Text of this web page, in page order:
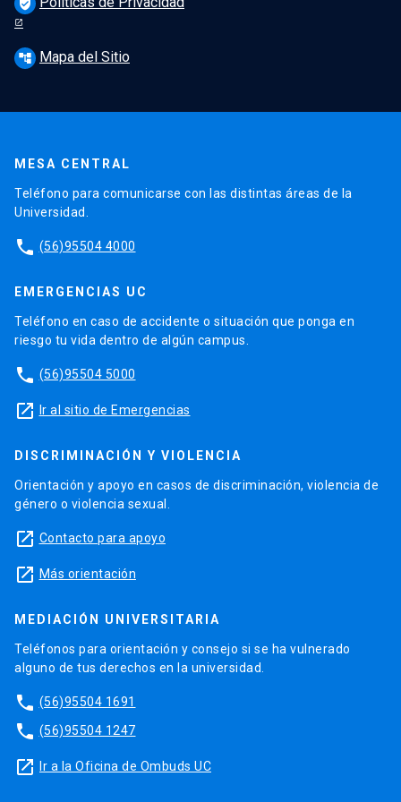
verified_user
account_tree Mapa del Sitio
MESA CENTRAL
Teléfono para comunicarse con las distintas áreas de la
Universidad.
phone (56)95504 4000
EMERGENCIAS UC
Teléfono en caso de accidente o situación que ponga en
riesgo tu vida dentro de algún campus.
phone (56)95504 5000
launch Ir al sitio de Emergencias
DISCRIMINACIÓN Y VIOLENCIA
Orientación y apoyo en casos de discriminación, violencia de
género o violencia sexual.
launch Contacto para apoyo
launch Más orientación
MEDIACIÓN UNIVERSITARIA
Teléfonos para orientación y consejo si se ha vulnerado
alguno de tus derechos en la universidad.
phone (56)95504 1691
phone (56)95504 1247
launch Ir a la Oficina de Ombuds UC